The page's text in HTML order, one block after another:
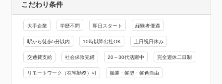
こだわり条件
大手企業 学歴不問 即日スタート 経験者優遇
駅から徒歩5分以内 10時以降出社OK 土日祝日休み
交通費支給 社会保険完備 20～30代活躍中 完全週休二日制
リモートワーク（在宅勤務）可 服装・髪型・髪色自由